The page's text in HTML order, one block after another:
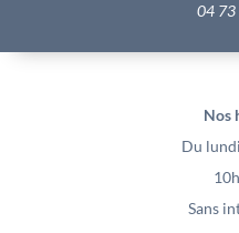
04 73
Nos
Du
Sans